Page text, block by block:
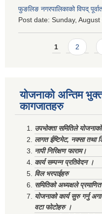
फुङलिङ नगरपालिकाको विपद्
Post date: Sunday,
Pages1 2
योजनाको अन्तिम
कागजातहरु
उपभोक्ता समितिले
लागत ईष्टिमेट, नक्सा तथा
नापी निरिक्षण फाराम।
कार्य सम्पन्न प्रतिवेदन ।
विल भरपाईहरु
समितिको अध्यक्षले
योजनाको कार्य सुरु गर्नु
वटा फोटोहरु ।